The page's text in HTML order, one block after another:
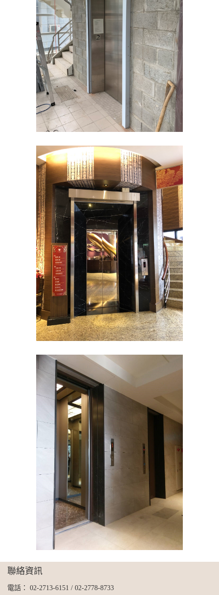
聯絡資訊
電話： 02-2713-6151 / 02-2778-8733